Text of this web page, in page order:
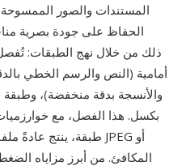
المستندات والصور
الحفاظ على جودة بصرية
أمامية (النص والرسم الخطي
والأنسجة بدقة منخفضة)،
بكسل. هذا الفصل، مع